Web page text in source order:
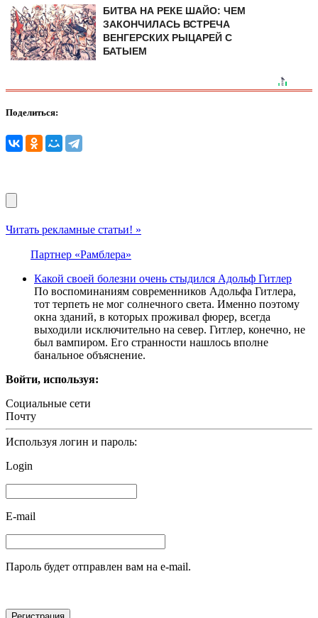
БИТВА НА РЕКЕ ШАЙО: ЧЕМ
ЗАКОНЧИЛАСЬ ВСТРЕЧА
ВЕНГЕРСКИХ РЫЦАРЕЙ С
БАТЫЕМ
Поделиться:
Читать рекламные статьи! »
Партнер «Рамблера»
Какой своей болезни очень стыдился Адольф Гитлер
По воспоминаниям современников Адольфа Гитлера,
тот терпеть не мог солнечного света. Именно поэтому
окна зданий, в которых проживал фюрер, всегда
выходили исключительно на север. Гитлер, конечно, не
был вампиром. Его странности нашлось вполне
банальное объяснение.
Войти, используя:
Социальные сети
Почту
Используя логин и пароль:
Login
E-mail
Пароль будет отправлен вам на e-mail.